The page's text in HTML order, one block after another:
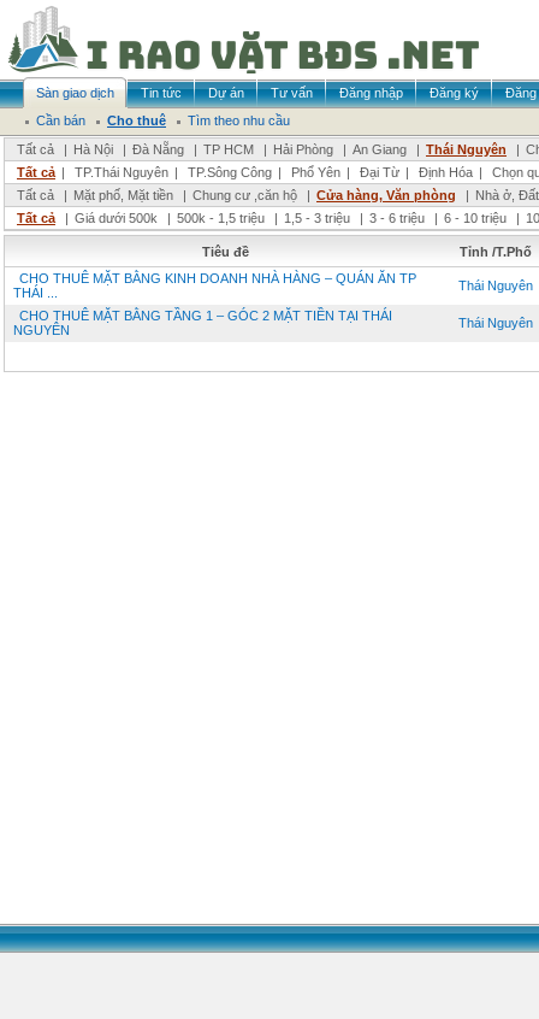
Sàn giao dịch Tin tức Dự án Tư vấn Đăng nhập Đăng ký
Đăng
Cần bán
Cho thuê
Tìm theo nhu cầu
Tất cả
| Hà Nội | Đà Nẵng | TP HCM | Hải Phòng | An Giang | Thái Nguyên |
Tất cả | TP.Thái Nguyên | TP.Sông Công | Phổ Yên | Đại Từ | Định Hóa |
Chọn
Tất cả
| Mặt phố, Mặt tiền | Chung cư ,căn hộ | Cửa hàng, Văn phòng | Nhà ở,
Tất cả
| Giá dưới 500k | 500k - 1,5 triệu | 1,5 - 3 triệu | 3 - 6 triệu | 6 - 10 triệu |
Tiêu đề
Tỉnh /T.Phố
CHO THUÊ MẶT BẰNG KINH DOANH NHÀ HÀNG – QUÁN ĂN TP
THÁI ...
Thái Nguyên
CHO THUÊ MẶT BẰNG TẦNG 1 – GÓC 2 MẶT TIỀN TẠI THÁI
NGUYÊN
Thái Nguyên